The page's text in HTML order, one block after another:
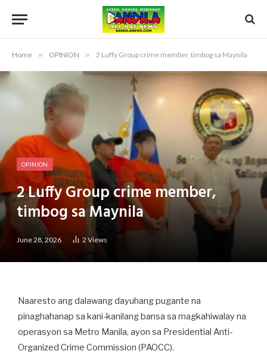
Home » OPINION » 2 Luffy Group crime member, timbog sa Maynila
OPINION
2 Luffy Group crime member,
timbog sa Maynila
June 28, 2026 2 Views
Naaresto ang dalawang dayuhang pugante na
pinaghahanap sa kani-kanilang bansa sa magkahiwalay na
operasyon sa Metro Manila, ayon sa Presidential Anti-
Organized Crime Commission (PAOCC).